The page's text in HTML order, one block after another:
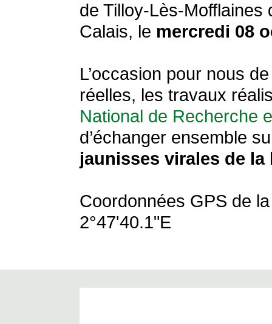
de Tilloy-Lès-Mofflaines
Calais, le mercredi 08
L’occasion pour nous
réelles, les travaux
National de Recherche
d’échanger ensemble
jaunisses virales de la
Coordonnées GPS de
2°47'40.1"E